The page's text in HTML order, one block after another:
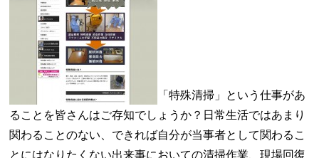
「特殊清掃」という仕事があ
ることを皆さんはご存知でしょうか？日常生活ではあまり
関わることのない、できれば自分が当事者として関わるこ
とにはなりたくない出来事においての清掃作業、現場回復